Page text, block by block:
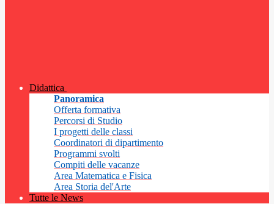
Didattica
Panoramica
Offerta formativa
Percorsi di Studio
I progetti delle classi
Coordinatori di dipartimento
Programmi svolti
Compiti delle vacanze
Area Matematica e Fisica
Area Storia del'Arte
Tutte le News